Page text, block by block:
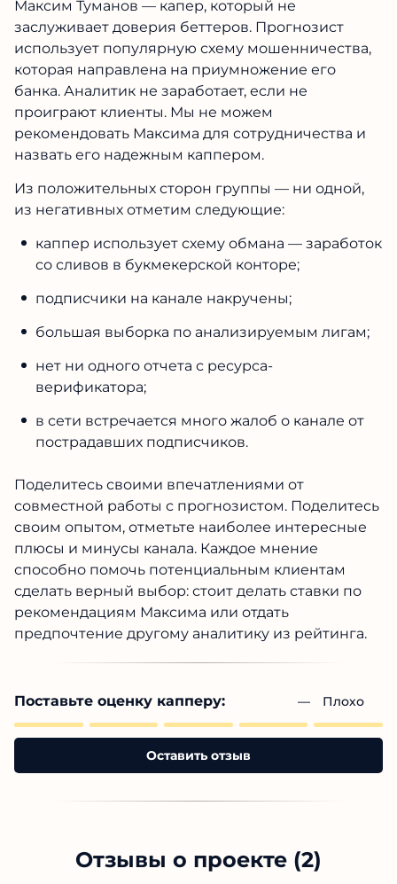
Максим Туманов — капер, который не
заслуживает доверия беттеров. Прогнозист
использует популярную схему мошенничества,
которая направлена на приумножение его
банка. Аналитик не заработает, если не
проиграют клиенты. Мы не можем
рекомендовать Максима для сотрудничества и
назвать его надежным каппером.
Из положительных сторон группы — ни одной,
из негативных отметим следующие:
каппер использует схему обмана — заработок
со сливов в букмекерской конторе;
подписчики на канале накручены;
большая выборка по анализируемым лигам;
нет ни одного отчета с ресурса-
верификатора;
в сети встречается много жалоб о канале от
пострадавших подписчиков.
Поделитесь своими впечатлениями от
совместной работы с прогнозистом. Поделитесь
своим опытом, отметьте наиболее интересные
плюсы и минусы канала. Каждое мнение
способно помочь потенциальным клиентам
сделать верный выбор: стоит делать ставки по
рекомендациям Максима или отдать
предпочтение другому аналитику из рейтинга.
Поставьте оценку капперу: — Плохо
Оставить отзыв
Отзывы о проекте (2)